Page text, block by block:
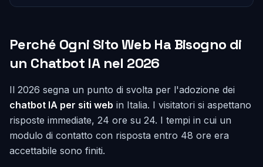
Perché Ogni Sito Web Ha Bisogno di
un Chatbot IA nel 2026
Il 2026 segna un punto di svolta per l'adozione dei
chatbot IA per siti web in Italia. I visitatori si aspettano
risposte immediate, 24 ore su 24. I tempi in cui un
modulo di contatto con risposta entro 48 ore era
accettabile sono finiti.